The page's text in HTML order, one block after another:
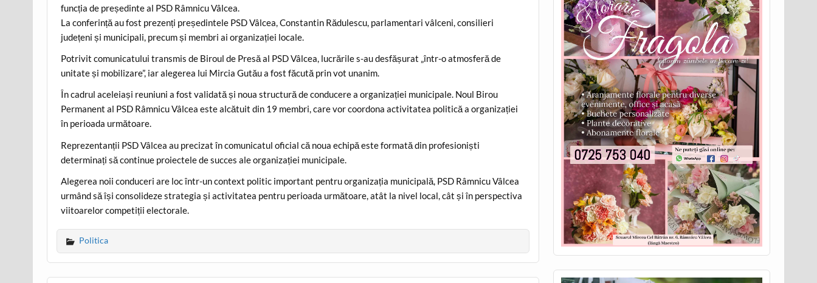
funcția de președinte al PSD Râmnicu Vâlcea.
La conferință au fost prezenți președintele PSD Vâlcea, Constantin Rădulescu, parlamentari vâlceni, consilieri
județeni și municipali, precum și membri ai organizației locale.
Potrivit comunicatului transmis de Biroul de Presă al PSD Vâlcea, lucrările s-au desfășurat „într-o atmosferă de
unitate și mobilizare”, iar alegerea lui Mircia Gutău a fost făcută prin vot unanim.
În cadrul aceleiași reuniuni a fost validată și noua structură de conducere a organizației municipale. Noul Birou
Permanent al PSD Râmnicu Vâlcea este alcătuit din 19 membri, care vor coordona activitatea politică a organizației
în perioada următoare.
Reprezentanții PSD Vâlcea au precizat în comunicatul oficial că noua echipă este formată din profesioniști
determinați să continue proiectele de succes ale organizației municipale.
Alegerea noii conduceri are loc într-un context politic important pentru organizația municipală, PSD Râmnicu Vâlcea
urmând să își consolideze strategia și activitatea pentru perioada următoare, atât la nivel local, cât și în perspectiva
viitoarelor competiții electorale.
Politica